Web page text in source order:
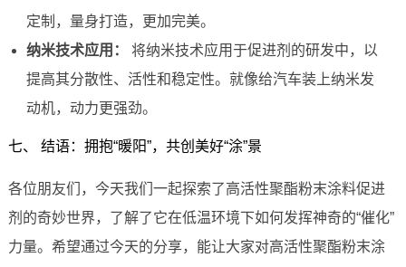
定制，量身打造，更加完美。
纳米技术应用：
将纳米技术应用于促进剂的研发中，以
提高其分散性、活性和稳定性。就像给汽车装上纳米发
动机，动力更强劲。
七、 结语：拥抱“暖阳”，共创美好“涂”景
各位朋友们，今天我们一起探索了高活性聚酯粉末涂料促进
剂的奇妙世界，了解了它在低温环境下如何发挥神奇的“催化”
力量。希望通过今天的分享，能让大家对高活性聚酯粉末涂